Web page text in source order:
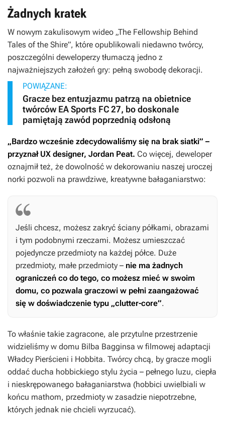
Żadnych kratek
W nowym zakulisowym wideo „The Fellowship Behind
Tales of the Shire”, które opublikowali niedawno twórcy,
poszczególni deweloperzy tłumaczą jedno z
najważniejszych założeń gry: pełną swobodę dekoracji.
POWIĄZANE:
Gracze bez entuzjazmu patrzą na obietnice
twórców EA Sports FC 27, bo doskonale
pamiętają zawód poprzednią odsłoną
„Bardzo wcześnie zdecydowaliśmy się na brak siatki” –
przyznał UX designer, Jordan Peat. Co więcej, deweloper
oznajmił też, że dowolność w dekorowaniu naszej uroczej
norki pozwoli na prawdziwe, kreatywne bałaganiarstwo:
Jeśli chcesz, możesz zakryć ściany półkami, obrazami
i tym podobnymi rzeczami. Możesz umieszczać
pojedyncze przedmioty na każdej półce. Duże
przedmioty, małe przedmioty – nie ma żadnych
ograniczeń co do tego, co możesz mieć w swoim
domu, co pozwala graczowi w pełni zaangażować
się w doświadczenie typu „clutter-core”.
To właśnie takie zagracone, ale przytulne przestrzenie
widzieliśmy w domu Bilba Bagginsa w filmowej adaptacji
Władcy Pierścieni i Hobbita. Twórcy chcą, by gracze mogli
oddać ducha hobbickiego stylu życia – pełnego luzu, ciepła
i nieskrępowanego bałaganiarstwa (hobbici uwielbiali w
końcu mathom, przedmioty w zasadzie niepotrzebne,
których jednak nie chcieli wyrzucać).